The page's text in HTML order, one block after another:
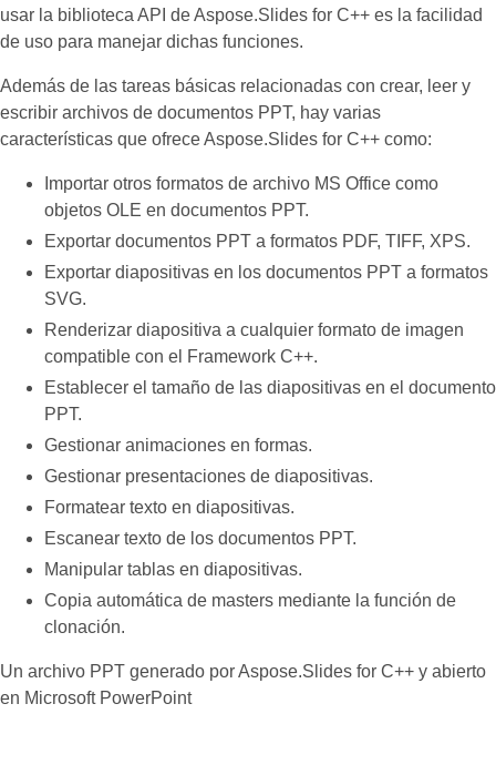
usar la biblioteca API de Aspose.Slides for C++ es la facilidad
de uso para manejar dichas funciones.
Además de las tareas básicas relacionadas con crear, leer y
escribir archivos de documentos PPT, hay varias
características que ofrece Aspose.Slides for C++ como:
Importar otros formatos de archivo MS Office como
objetos OLE en documentos PPT.
Exportar documentos PPT a formatos PDF, TIFF, XPS.
Exportar diapositivas en los documentos PPT a formatos
SVG.
Renderizar diapositiva a cualquier formato de imagen
compatible con el Framework C++.
Establecer el tamaño de las diapositivas en el documento
PPT.
Gestionar animaciones en formas.
Gestionar presentaciones de diapositivas.
Formatear texto en diapositivas.
Escanear texto de los documentos PPT.
Manipular tablas en diapositivas.
Copia automática de masters mediante la función de
clonación.
Un archivo PPT generado por Aspose.Slides for C++ y abierto
en Microsoft PowerPoint